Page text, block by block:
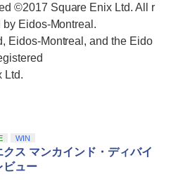
©2017 Square Enix Ltd. All r
Eidos-Montreal.
Eidos-Montreal, and the Eido
Ltd.
WIN
クス マンカインド・ディバイ
ビュー